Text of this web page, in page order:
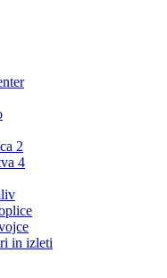
2
4
in izleti